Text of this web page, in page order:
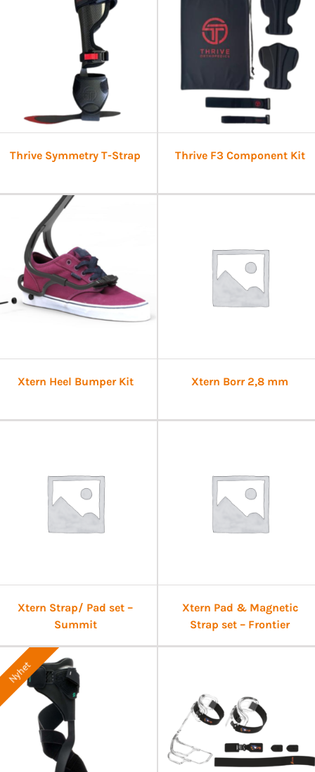
Thrive Symmetry T-Strap Thrive F3 Component Kit
Xtern Heel Bumper Kit Xtern Borr 2,8 mm
Xtern Strap/ Pad set –
Summit
Xtern Pad & Magnetic
Strap set – Frontier
Nyhet